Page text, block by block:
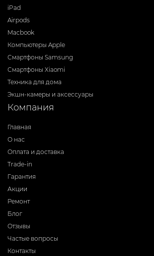
iPad
Airpods
Macbook
Компьютеры Apple
Смартфоны Samsung
Смартфоны Xiaomi
Техника для дома
Экшн-камеры и аксессуары
Компания
Главная
О нас
Оплата и доставка
Trade-in
Гарантия
Акции
Ремонт
Блог
Отзывы
Частые вопросы
Контакты